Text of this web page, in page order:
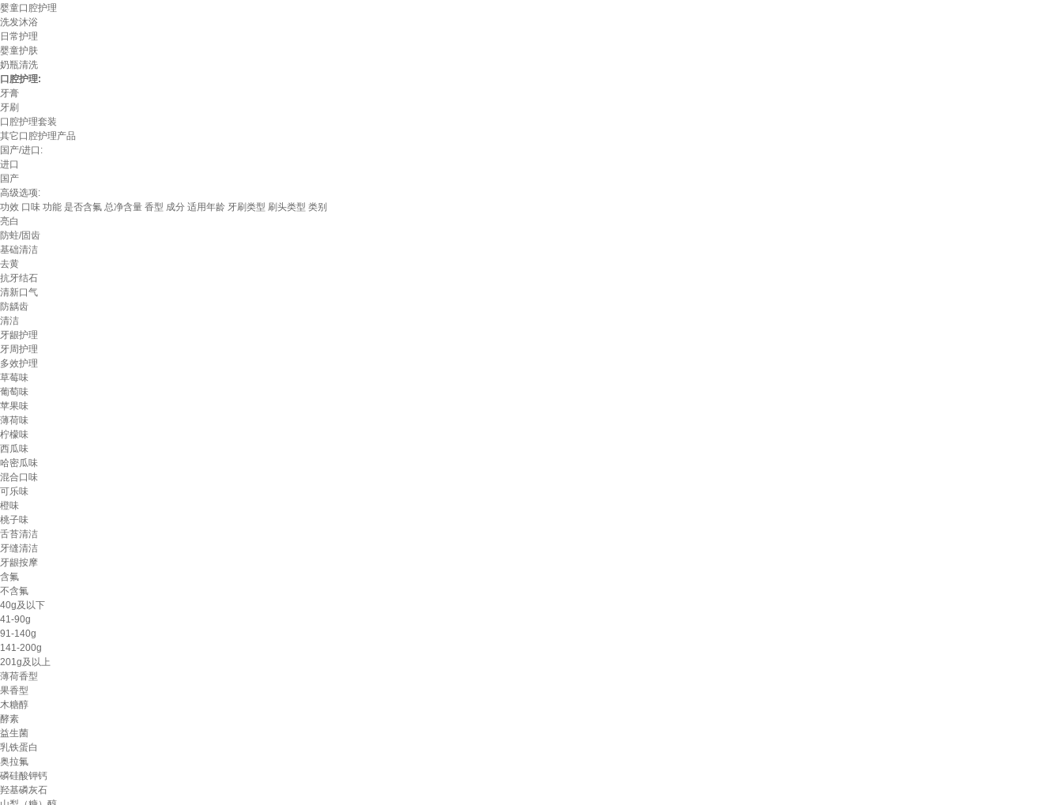
婴童口腔护理
洗发沐浴
日常护理
婴童护肤
奶瓶清洗
口腔护理:
牙膏
牙刷
口腔护理套装
其它口腔护理产品
国产/进口:
进口
国产
高级选项:
功效 口味 功能 是否含氟 总净含量 香型 成分 适用年龄 牙刷类型 刷头类型 类别
亮白
防蛀/固齿
基础清洁
去黄
抗牙结石
清新口气
防龋齿
清洁
牙龈护理
牙周护理
多效护理
草莓味
葡萄味
苹果味
薄荷味
柠檬味
西瓜味
哈密瓜味
混合口味
可乐味
橙味
桃子味
舌苔清洁
牙缝清洁
牙龈按摩
含氟
不含氟
40g及以下
41-90g
91-140g
141-200g
201g及以上
薄荷香型
果香型
木糖醇
酵素
益生菌
乳铁蛋白
奥拉氟
磷硅酸钾钙
羟基磷灰石